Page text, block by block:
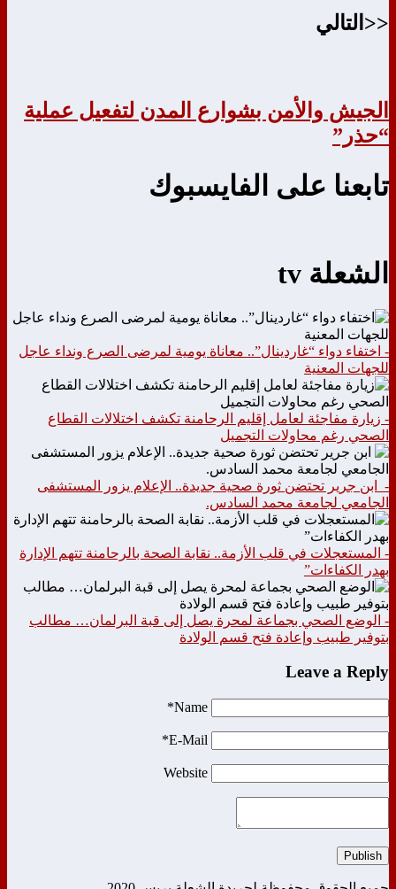
<<التالي
الجيش والأمن بشوارع المدن لتفعيل عملية
“حذر”
تابعنا على الفايسبوك
الشعلة tv
- اختفاء دواء “غاردينال”.. معاناة يومية لمرضى الصرع ونداء عاجل
للجهات المعنية
- زيارة مفاجئة لعامل إقليم الرحامنة تكشف اختلالات القطاع
الصحي رغم محاولات التجميل
- ابن جرير تحتضن ثورة صحية جديدة.. الإعلام يزور المستشفى
الجامعي لجامعة محمد السادس.
- المستعجلات في قلب الأزمة.. نقابة الصحة بالرحامنة تتهم الإدارة
بهدر الكفاءات”
- الوضع الصحي بجماعة لمحرة يصل إلى قبة البرلمان… مطالب
بتوفير طبيب وإعادة فتح قسم الولادة
Leave a Reply
Name*
E-Mail*
Website
Publish